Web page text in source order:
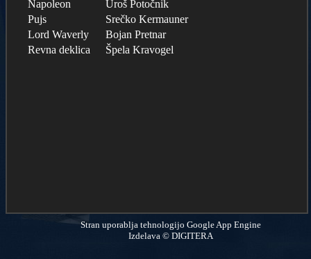
Napoleon
Uroš Potočnik
Pujs
Srečko Kermauner
Lord Waverly
Bojan Pretnar
Revna deklica
Špela Kravogel
Stran uporablja tehnologijo Google App Engine
Izdelava © DIGITERA